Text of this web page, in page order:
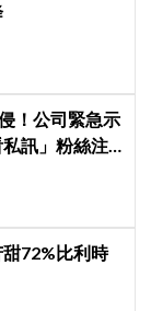
！公司緊急示
訊」粉絲注
72%比利時